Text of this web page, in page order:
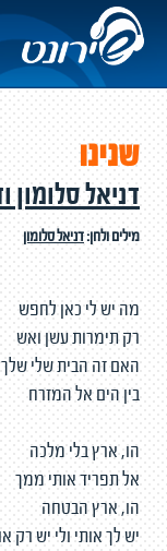
שנינו
דניאל סלומון
מילים ולחן:דניאל סלומון
מה יש לי כאן לחפש
רק תימרות עשן ואש
האם זה הבית שלי שלך
בין הים אל המזרח
הו, ארץ בלי מלכה
אל תפריד אותי ממך
הו, ארץ הבטחה
יש לך אותי ולי יש רק